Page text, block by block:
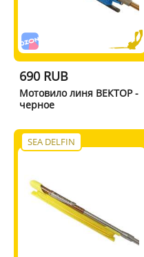
690 RUB
Мотовило линя ВЕКТОР -
черное
SEA DELFIN